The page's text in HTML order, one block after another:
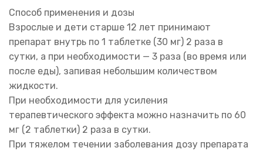
Способ применения и дозы
Взрослые и дети старше 12 лет принимают
препарат внутрь по 1 таблетке (30 мг) 2 раза в
сутки, а при необходимости — 3 раза (во время или
после еды), запивая небольшим количеством
жидкости.
При необходимости для усиления
терапевтического эффекта можно назначить по 60
мг (2 таблетки) 2 раза в сутки.
При тяжелом течении заболевания дозу препарата